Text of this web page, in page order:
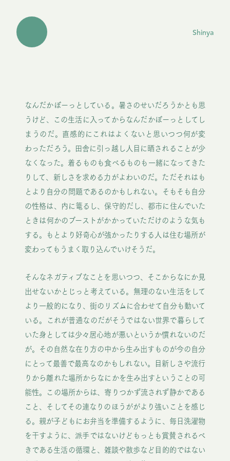
Shinya
なんだかぼーっとしている。暑さのせいだろうかとも思
うけど、この生活に入ってからなんだかぼーっとしてし
まうのだ。直感的にこれはよくないと思いつつ何が変
わっただろう。田舎に引っ越し人目に晒されることが少
なくなった。着るものも食べるものも一緒になってきた
りして、新しさを求める力がよわいのだ。ただそれはも
とより自分の問題であるのかもしれない。そもそも自分
の性格は、内に篭るし、保守的だし、都市に住んでいた
ときは何かのブーストがかかっていただけのような気も
する。もとより好奇心が強かったりする人は住む場所が
変わってもうまく取り込んでいけそうだ。
そんなネガティブなことを思いつつ、そこからなにか見
出せないかとじっと考えている。無理のない生活をして
より一般的になり、街のリズムに合わせて自分も動いて
いる。これが普通なのだがそうではない世界で暮らして
いた身としては少々居心地が悪いというか慣れないのだ
が。その自然な在り方の中から生み出すものが今の自分
にとって最善で最高なのかもしれない。目新しさや流行
りから離れた場所からなにかを生み出すということの可
能性。この場所からは、寄りつかず流されず静かである
こと、そしてその連なりのほうががより強いことを感じ
る。親が子どもにお弁当を準備するように、毎日洗濯物
を干すように、派手ではないけどもっとも賞賛されるべ
きである生活の循環と、雑談や散歩など目的的ではない